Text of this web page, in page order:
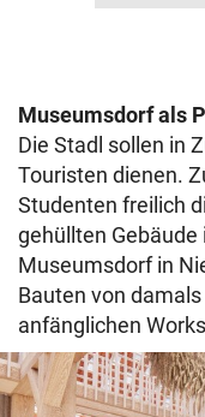
Museumsdorf als
Die Stadl sollen in
Touristen dienen.
Studenten freilich
gehüllten
Museumsdorf in
Bauten von
anfänglichen